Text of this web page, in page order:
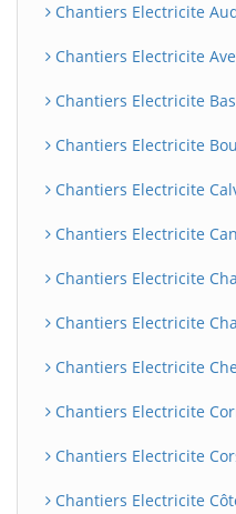
Chantiers Electricite
Chantiers Electricite
Chantiers Electricite
Chantiers Electricite
Chantiers Electricite
Chantiers Electricite
Chantiers Electricite
Chantiers Electricite
Chantiers Electricite
Chantiers Electricite
Chantiers Electricite
Chantiers Electricite